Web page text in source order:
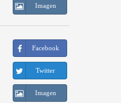
Imagen
Facebook
Twitter
Imagen